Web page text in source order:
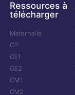
Ressources à
télécharger
Maternelle
CP
CE1
CE2
CM1
CM2